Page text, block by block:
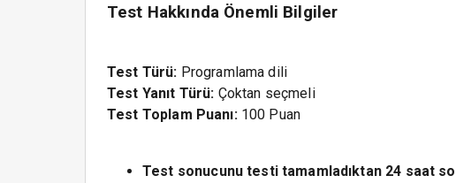
Test Hakkında Önemli Bilgiler
Test Türü: Programlama dili
Test Yanıt Türü: Çoktan seçmeli
Test Toplam Puanı: 100 Puan
Test sonucunu testi tamamladıktan 24 saat